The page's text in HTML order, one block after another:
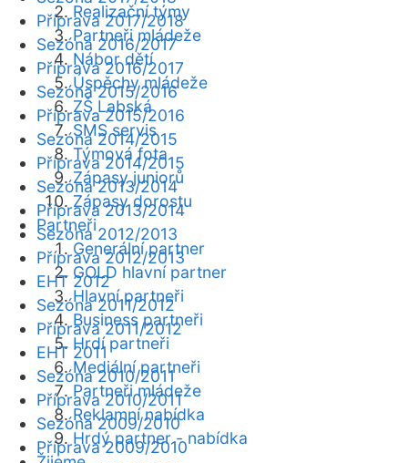
Realizační týmy
Partneři mládeže
Nábor dětí
Úspěchy mládeže
ZŠ Labská
SMS servis
Týmová fota
Zápasy juniorů
Zápasy dorostu
Partneři
Generální partner
GOLD hlavní partner
Hlavní partneři
Business partneři
Hrdí partneři
Mediální partneři
Partneři mládeže
Reklamní nabídka
Hrdý partner - nabídka
Příprava 2017/2018
Sezóna 2016/2017
Příprava 2016/2017
Sezóna 2015/2016
Příprava 2015/2016
Sezóna 2014/2015
Příprava 2014/2015
Sezóna 2013/2014
Příprava 2013/2014
Sezóna 2012/2013
Příprava 2012/2013
EHT 2012
Sezóna 2011/2012
Příprava 2011/2012
EHT 2011
Sezóna 2010/2011
Příprava 2010/2011
Sezóna 2009/2010
Příprava 2009/2010